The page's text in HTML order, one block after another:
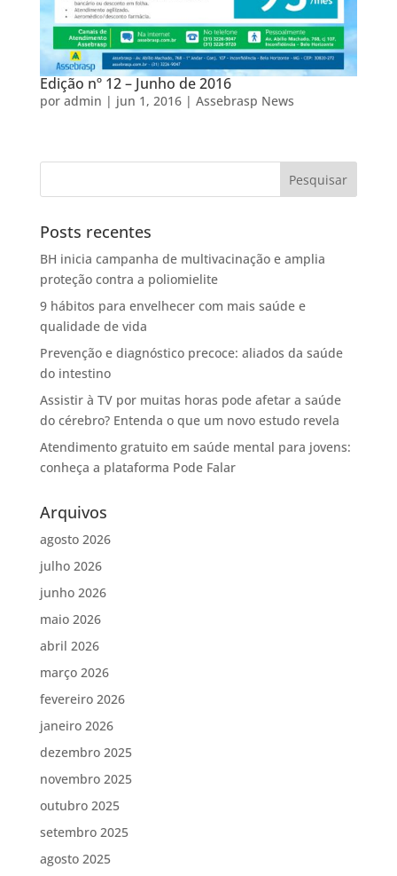
Edição nº 12 – Junho de 2016
por admin | jun 1, 2016| Assebrasp News
Posts recentes
BH inicia campanha de multivacinação e amplia
proteção contra a poliomielite
9 hábitos para envelhecer com mais saúde e
qualidade de vida
Prevenção e diagnóstico precoce: aliados da saúde
do intestino
Assistir à TV por muitas horas pode afetar a saúde
do cérebro? Entenda o que um novo estudo revela
Atendimento gratuito em saúde mental para jovens:
conheça a plataforma Pode Falar
Arquivos
agosto 2026
julho 2026
junho 2026
maio 2026
abril 2026
março 2026
fevereiro 2026
janeiro 2026
dezembro 2025
novembro 2025
outubro 2025
setembro 2025
agosto 2025